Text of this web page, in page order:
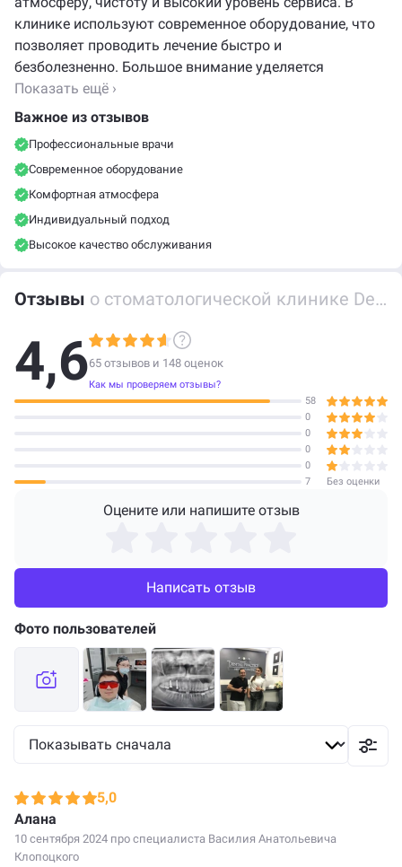
клинике используют современное оборудование, что
позволяет проводить лечение быстро и
безболезненно. Большое внимание уделяется
индивидуальному подходу к каждому, а достижения
врачей помогают сохранять улыбки красивыми и
имплантацию и профилактические процедуры, все
делается качественно и аккуратно, под заботливым
контролем. Пациенты довольны результатами и
отмечают доброжелательное отношение всего
коллектива.
Показать ещё ›
Важное из отзывов
Профессиональные врачи
Современное оборудование
Комфортная атмосфера
Индивидуальный подход
Высокое качество обслуживания
Отзывы о стоматологической клинике Dental Practice (Дентал Практик) на улице Досмухамедова
4,665 отзывов и 148 оценок
Как мы проверяем отзывы?
Оцените или напишите отзыв
Написать отзыв
58
0
0
0
0
7
Без оценки
Фото пользователей
5,0
Алана
10 сентября 2024 про специалиста Василия Анатольевича
Клопоцкого